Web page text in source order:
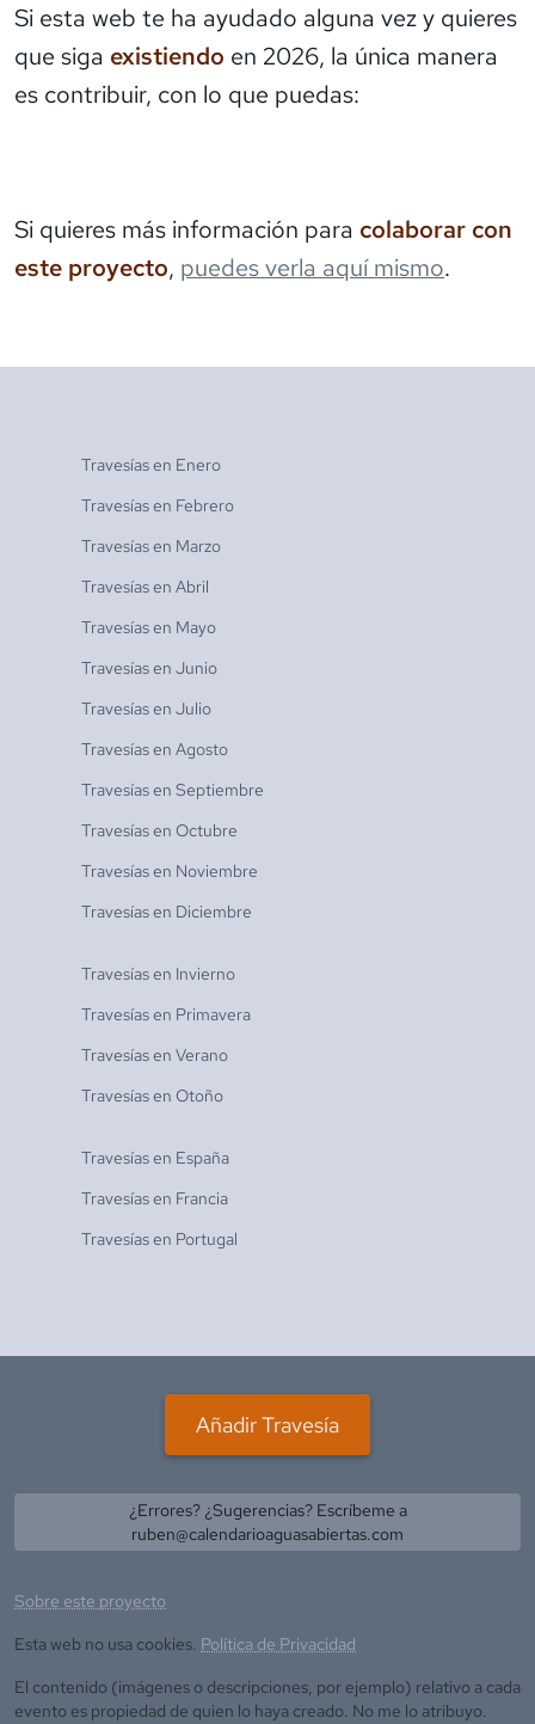
Si esta web te ha ayudado alguna vez y quieres
que siga existiendo en 2026, la única manera
es contribuir, con lo que puedas:
Si quieres más información para colaborar con
este proyecto, puedes verla aquí mismo.
Travesías en Enero
Travesías en Febrero
Travesías en Marzo
Travesías en Abril
Travesías en Mayo
Travesías en Junio
Travesías en Julio
Travesías en Agosto
Travesías en Septiembre
Travesías en Octubre
Travesías en Noviembre
Travesías en Diciembre
Travesías en Invierno
Travesías en Primavera
Travesías en Verano
Travesías en Otoño
Travesías en España
Travesías en Francia
Travesías en Portugal
Añadir Travesía
¿Errores? ¿Sugerencias? Escríbeme a
ruben@calendarioaguasabiertas.com
Sobre este proyecto
Esta web no usa cookies. Política de Privacidad
El contenido (imágenes o descripciones, por ejemplo) relativo a cada
evento es propiedad de quien lo haya creado. No me lo atribuyo.